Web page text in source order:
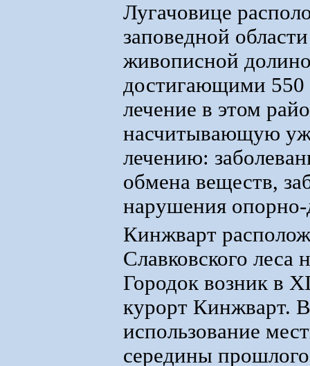
Лугачовице
заповедной
живописной
достигающими 550
лечение в этом
насчитывающую
лечению:
обмена веществ,
нарушения опорно-
Кинжварт
Славковского
Городок возник в
курорт Кинжварт.
использование
середины